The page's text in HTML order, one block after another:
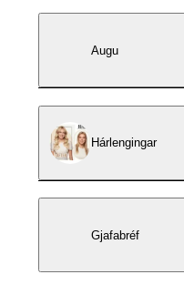
Augu
Hárlengingar
Gjafabréf